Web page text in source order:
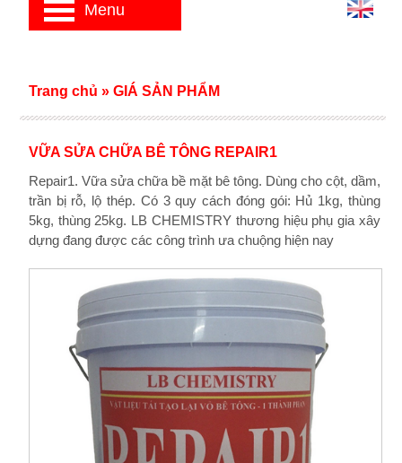
VỮA SỬA CHỮA BÊ TÔNG REPAIR1
Repair1. Vữa sửa chữa bề mặt bê tông. Dùng cho cột, dầm,
trần bị rỗ, lộ thép. Có 3 quy cách đóng gói: Hủ 1kg, thùng
5kg, thùng 25kg. LB CHEMISTRY thương hiệu phụ gia xây
dựng đang được các công trình ưa chuộng hiện nay
Trang chủ » GIÁ SẢN PHẨM
Menu